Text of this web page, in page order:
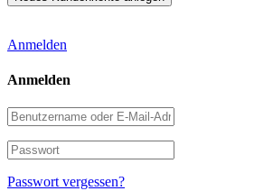
Anmelden
Anmelden
Benutzername
oder
E-
Mail-
Adresse
Passwort
Passwort vergessen?